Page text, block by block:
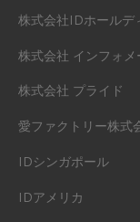
株式会社IDホールデ
株式会社 インフォ
株式会社 プライド
愛ファクトリー株式
IDシンガポール
IDアメリカ